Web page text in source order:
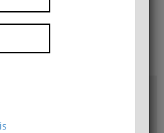
Library